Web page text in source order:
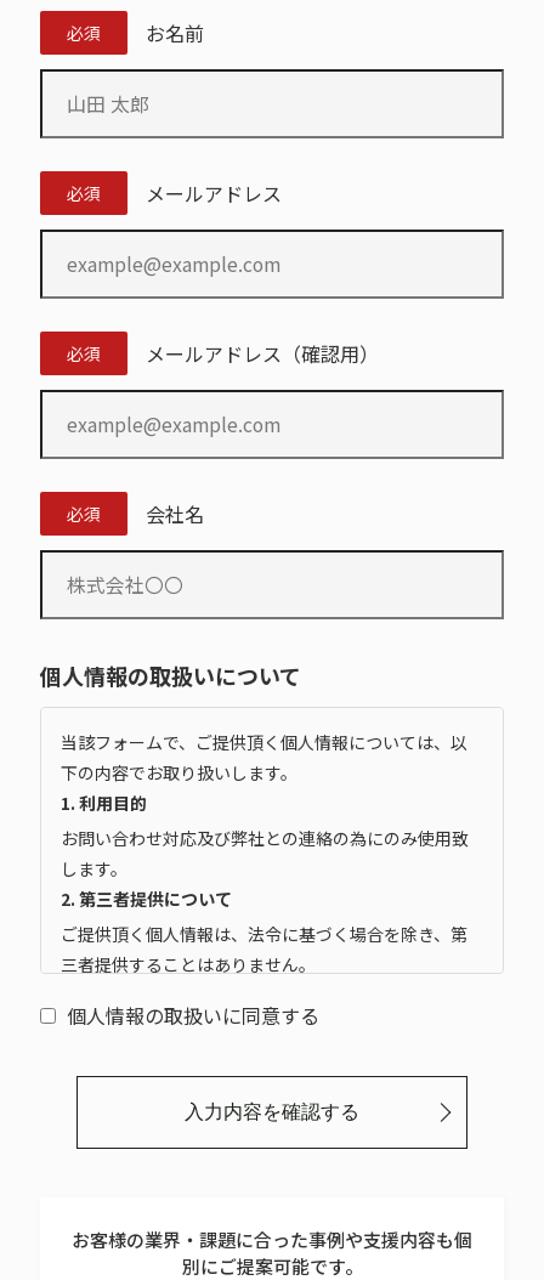
必須 お名前
必須 メールアドレス
必須 メールアドレス（確認用）
必須 会社名
個人情報の取扱いについて
当該フォームで、ご提供頂く個人情報については、以
下の内容でお取り扱いします。
1. 利用目的
お問い合わせ対応及び弊社との連絡の為にのみ使用致
します。
2. 第三者提供について
ご提供頂く個人情報は、法令に基づく場合を除き、第
三者提供することはありません。
ご提供頂く個人情報につきまして、委託する場合があ
4. 任意性について
個人情報をご提供頂くことは任意です。ご提供頂けな
5.
個人情報の取扱いに同意する
入力内容を確認する
お客様の業界・課題に合った事例や支援内容も個
別にご提案可能です。